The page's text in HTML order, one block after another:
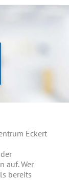
Eckert
auf. Wer
bereits